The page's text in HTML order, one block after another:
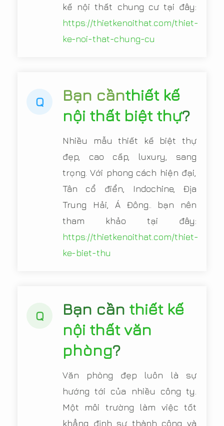
kế nội thất chung cư tại đây:
https://thietkenoithat.com/thiet-
ke-noi-that-chung-cu
Q Bạn cầnthiết kế
nội thất biệt thự?
Nhiều mẫu thiết kế biệt thự
đẹp, cao cấp, luxury, sang
trọng. Với phong cách hiện đại,
Tân cổ điển, Indochine, Địa
Trung Hải, Á Đông.. bạn nên
tham khảo tại đây:
https://thietkenoithat.com/thiet-
ke-biet-thu
Q Bạn cần thiết kế
nội thất văn
phòng?
Văn phòng đẹp luôn là sự
hướng tới của nhiều công ty.
Một môi trường làm việc tốt
khẳng định sự thành công và